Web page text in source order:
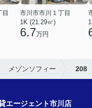
目
市川市市川１丁目
1K (21.29㎡)
6.7万円
メゾンソフィー 208
エージェント市川店